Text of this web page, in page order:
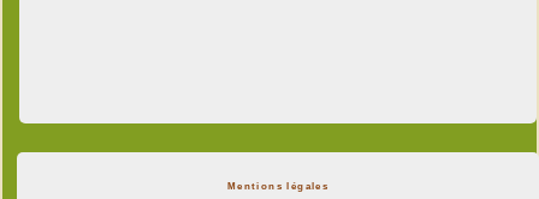
Mentions légales